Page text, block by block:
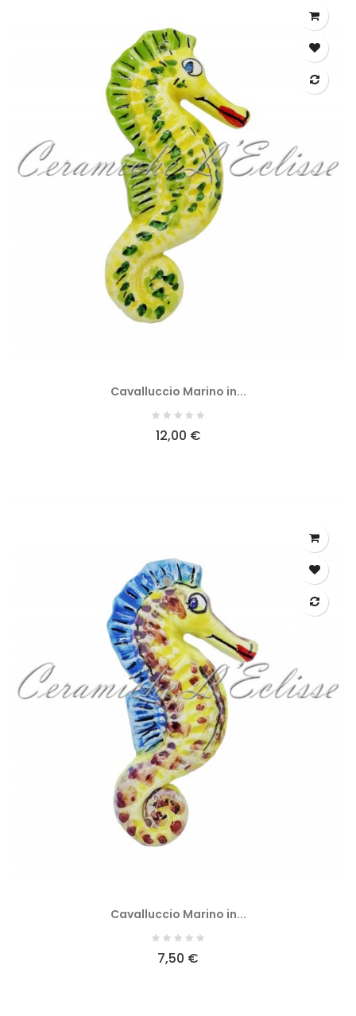
Cavalluccio Marino in...
12,00 €
Cavalluccio Marino in...
7,50 €